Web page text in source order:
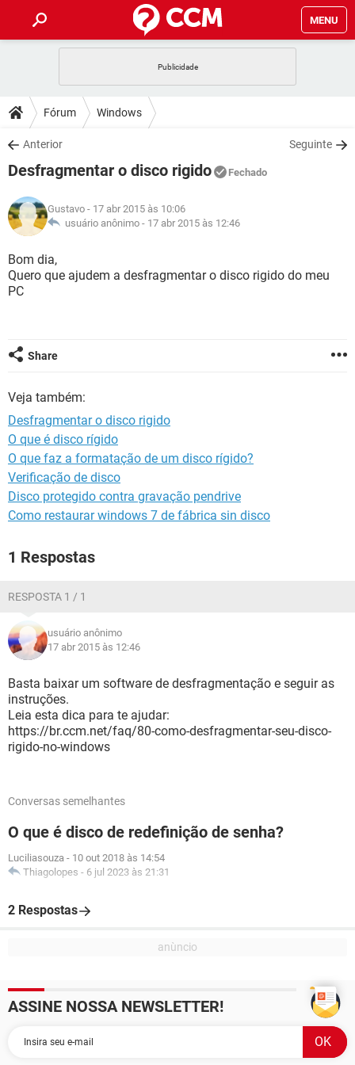
MENU
CELULAR
OUTLOOK
INSTAGRAM GMAIL
GUIA DE COMPRAS
DICAS
JOGOS
INSTAGRAM
GUIA DE COMPRAS
DOWNLOADS
JOGOS WHATSAPP
CELULAR
OUTLOOK EXCEL
INSTAGRAM
GUIA DE COMPRAS
JOGOS
CELULAR
OUTLOOK
INSTAGRAM
GLOSSÁRIO
JOGOS
CELULAR FACEBOOK
GUIA DE COMPRAS
Fórum Windows
Anterior Seguinte
Desfragmentar o disco rigido Fechado
Gustavo - 17 abr 2015 às 10:06
usuário anônimo - 17 abr 2015 às 12:46
Bom dia,
Quero que ajudem a desfragmentar o disco rigido do meu
PC
Share
Veja também:
Desfragmentar o disco rigido
O que é disco rígido
O que faz a formatação de um disco rígido?
Verificação de disco
Disco protegido contra gravação pendrive
Como restaurar windows 7 de fábrica sin disco
1 Respostas
RESPOSTA 1 / 1
usuário anônimo
17 abr 2015 às 12:46
Basta baixar um software de desfragmentação e seguir as
instruções.
Leia esta dica para te ajudar:
https://br.ccm.net/faq/80-como-desfragmentar-seu-disco-
rigido-no-windows
Conversas semelhantes
O que é disco de redefinição de senha?
Luciliasouza - 10 out 2018 às 14:54
Thiagolopes - 6 jul 2023 às 21:31
2 Respostas
ASSINE NOSSA NEWSLETTER!